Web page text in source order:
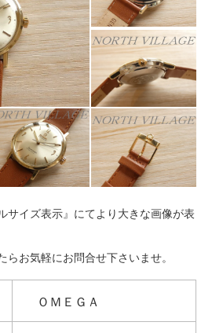
サイズ表示』にてより大きな画像が表
らお気軽にお問合せ下さいませ。
ＯＭＥＧＡ